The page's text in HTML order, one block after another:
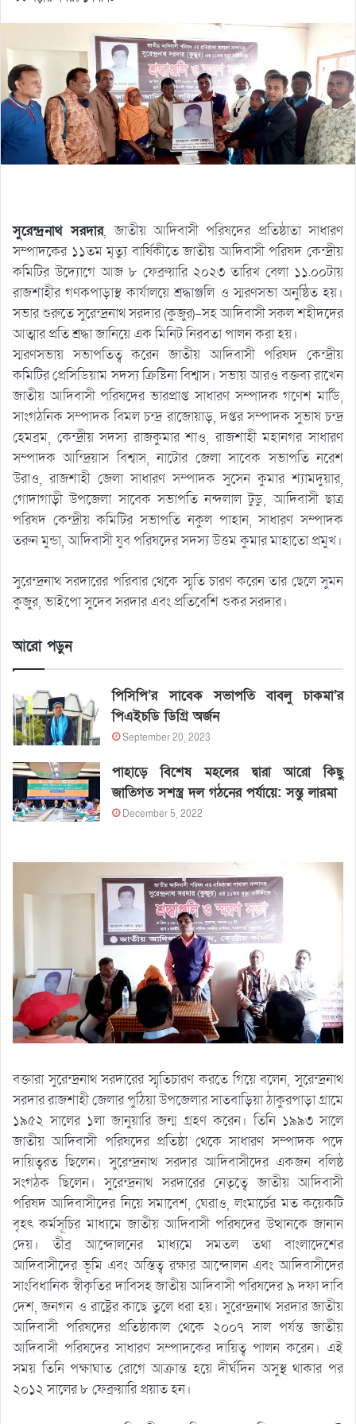
সুরেন্দ্রনাথ সরদার, জাতীয় আদিবাসী পরিষদের প্রতিষ্ঠাতা সাধারণ
সম্পাদকের ১১তম মৃত্যু বার্ষিকীতে জাতীয় আদিবাসী পরিষদ কেন্দ্রীয়
কমিটির উদ্যোগে আজ ৮ ফেব্রুয়ারি ২০২৩ তারিখ বেলা ১১.০০টায়
রাজশাহীর গণকপাড়াস্থ কার্যালয়ে শ্রদ্ধাঞ্জলি ও স্মরণসভা অনুষ্ঠিত হয়।
সভার শুরুতে সুরেন্দ্রনাথ সরদার (কুজুর)-সহ আদিবাসী সকল শহীদদের
আত্মার প্রতি শ্রদ্ধা জানিয়ে এক মিনিট নিরবতা পালন করা হয়।
স্মরণসভায় সভাপতিত্ব করেন জাতীয় আদিবাসী পরিষদ কেন্দ্রীয়
কমিটির প্রেসিডিয়াম সদস্য ক্রিষ্টিনা বিশ্বাস। সভায় আরও বক্তব্য রাখেন
জাতীয় আদিবাসী পরিষদের ভারপ্রাপ্ত সাধারণ সম্পাদক গণেশ মার্ডি,
সাংগঠনিক সম্পাদক বিমল চন্দ্র রাজোয়াড়, দপ্তর সম্পাদক সুভাষ চন্দ্র
হেমব্রম, কেন্দ্রীয় সদস্য রাজকুমার শাও, রাজশাহী মহানগর সাধারণ
সম্পাদক আন্দ্রিয়াস বিশ্বাস, নাটোর জেলা সাবেক সভাপতি নরেশ
উরাও, রাজশাহী জেলা সাধারণ সম্পাদক সুসেন কুমার শ্যামদুয়ার,
গোদাগাড়ী উপজেলা সাবেক সভাপতি নন্দলাল টুডু, আদিবাসী ছাত্র
পরিষদ কেন্দ্রীয় কমিটির সভাপতি নকুল পাহান, সাধারণ সম্পাদক
তরুন মুন্ডা, আদিবাসী যুব পরিষদের সদস্য উত্তম কুমার মাহাতো প্রমুখ।
সুরেন্দ্রনাথ সরদারের পরিবার থেকে স্মৃতি চারণ করেন তার ছেলে সুমন
কুজুর, ভাইপো সুদেব সরদার এবং প্রতিবেশি শুকর সরদার।
আরো পড়ুন
পিসিপি’র সাবেক সভাপতি বাবলু চাকমা’র
পিএইচডি ডিগ্রি অর্জন
September 20, 2023
পাহাড়ে বিশেষ মহলের দ্বারা আরো কিছু
জাতিগত সশস্ত্র দল গঠনের পর্যায়ে: সন্তু লারমা
December 5, 2022
বক্তারা সুরেন্দ্রনাথ সরদারের স্মৃতিচারণ করতে গিয়ে বলেন, সুরেন্দ্রনাথ
সরদার রাজশাহী জেলার পুঠিয়া উপজেলার সাতবাড়িয়া ঠাকুরপাড়া গ্রামে
১৯৫২ সালের ১লা জানুয়ারি জন্ম গ্রহণ করেন। তিনি ১৯৯৩ সালে
জাতীয় আদিবাসী পরিষদের প্রতিষ্ঠা থেকে সাধারণ সম্পাদক পদে
দায়িত্বরত ছিলেন। সুরেন্দ্রনাথ সরদার আদিবাসীদের একজন বলিষ্ঠ
সংগঠক ছিলেন। সুরেন্দ্রনাথ সরদারের নেতৃত্বে জাতীয় আদিবাসী
পরিষদ আদিবাসীদের নিয়ে সমাবেশ, ঘেরাও, লংমার্চের মত কয়েকটি
বৃহৎ কর্মসূচির মাধ্যমে জাতীয় আদিবাসী পরিষদের উত্থানকে জানান
দেয়। তীব্র আন্দোলনের মাধ্যমে সমতল তথা বাংলাদেশের
আদিবাসীদের ভূমি এবং অস্তিত্ব রক্ষার আন্দোলন এবং আদিবাসীদের
সাংবিধানিক স্বীকৃতির দাবিসহ জাতীয় আদিবাসী পরিষদের ৯ দফা দাবি
দেশ, জনগন ও রাষ্ট্রের কাছে তুলে ধরা হয়। সুরেন্দ্রনাথ সরদার জাতীয়
আদিবাসী পরিষদের প্রতিষ্ঠাকাল থেকে ২০০৭ সাল পর্যন্ত জাতীয়
আদিবাসী পরিষদের সাধারণ সম্পাদকের দায়িত্ব পালন করেন। এই
সময় তিনি পক্ষাঘাত রোগে আক্রান্ত হয়ে দীর্ঘদিন অসুস্থ থাকার পর
২০১২ সালের ৮ ফেব্রুয়ারি প্রয়াত হন।